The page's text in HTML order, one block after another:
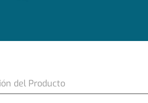
del Producto